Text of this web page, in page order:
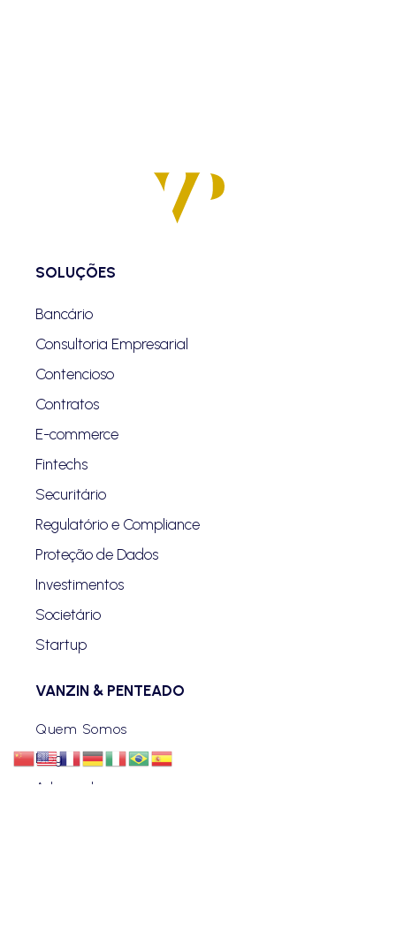
SOLUÇÕES
Bancário
Consultoria Empresarial
Contencioso
Contratos
E-commerce
Fintechs
Securitário
Regulatório e Compliance
Proteção de Dados
Investimentos
Societário
Startup
VANZIN & PENTEADO
Quem Somos
Blog
Advogados